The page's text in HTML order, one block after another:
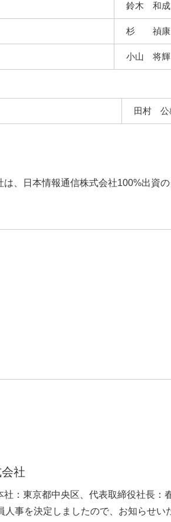
鈴木 和成
杉 禎康
小山 将輝
田村 公
、日本情報通信株式会社100%出資の
社
：東京都中央区、代表取締役社長：
事を決定しましたので、お知らせい